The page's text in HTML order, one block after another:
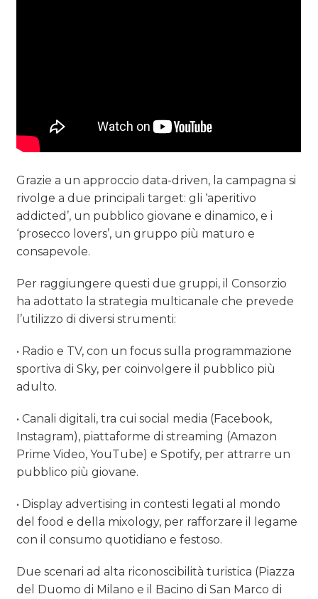
Grazie a un approccio data-driven, la campagna si
rivolge a due principali target: gli ‘aperitivo
addicted’, un pubblico giovane e dinamico, e i
‘prosecco lovers’, un gruppo più maturo e
consapevole.
Per raggiungere questi due gruppi, il Consorzio
ha adottato la strategia multicanale che prevede
l’utilizzo di diversi strumenti:
• Radio e TV, con un focus sulla programmazione
sportiva di Sky, per coinvolgere il pubblico più
adulto.
• Canali digitali, tra cui social media (Facebook,
Instagram), piattaforme di streaming (Amazon
Prime Video, YouTube) e Spotify, per attrarre un
pubblico più giovane.
• Display advertising in contesti legati al mondo
del food e della mixology, per rafforzare il legame
con il consumo quotidiano e festoso.
Due scenari ad alta riconoscibilità turistica (Piazza
del Duomo di Milano e il Bacino di San Marco di